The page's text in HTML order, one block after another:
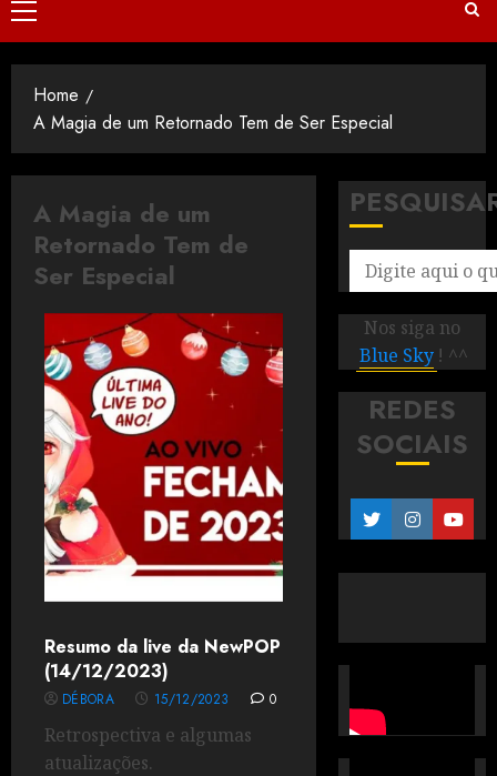
Home
A Magia de um Retornado Tem de Ser Especial
A Magia de um
Retornado Tem de
Ser Especial
Resumo da live da NewPOP
(14/12/2023)
DÉBORA 15/12/2023 0
Retrospectiva e algumas
atualizações.
Nos siga no
Blue Sky ! ^^
REDES
SOCIAIS